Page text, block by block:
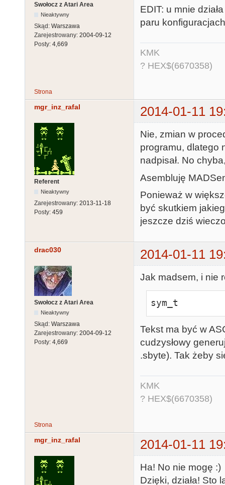
Swołocz z Atari Area
Nieaktywny
Skąd: Warszawa
Zarejestrowany: 2004-09-12
Posty: 4,669
EDIT: u mnie
paru
KMK
? HEX$(6670358)
Strona
mgr_inz_rafal 2014-01-11
Referent
Nieaktywny
Zarejestrowany: 2013-11-18
Posty: 459
Nie, zmian w
programu, dlatego
nadpisał. No
Asembluję
Ponieważ w
być skutkiem
jeszcze dziś
drac030 2014-01-11
Swołocz z Atari Area
Nieaktywny
Skąd: Warszawa
Zarejestrowany: 2004-09-12
Posty: 4,669
Jak madsem, i nie
sym_t
Tekst ma być w
cudzysłowy
.sbyte). Tak żeby
KMK
? HEX$(6670358)
Strona
mgr_inz_rafal 2014-01-11
Ha! No nie mogę :)
Dzięki, działa! Sto